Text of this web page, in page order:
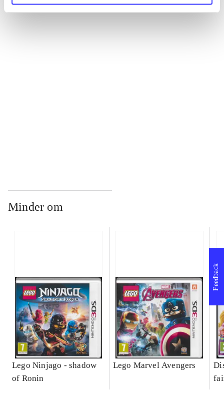
Minder om
Lego Ninjago - shadow
of Ronin
Lego Marvel Avengers
Feedback